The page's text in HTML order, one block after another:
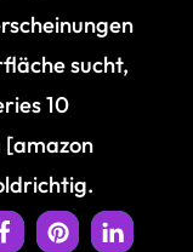
sucht,
10
[amazon